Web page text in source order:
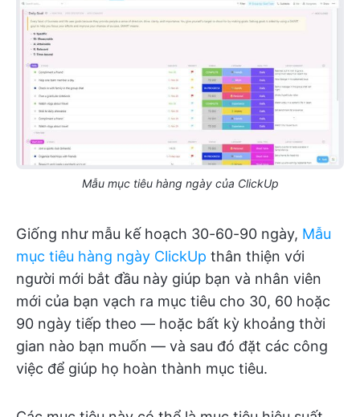
Mẫu mục tiêu hàng ngày của ClickUp
Giống như mẫu kế hoạch 30-60-90 ngày, Mẫu
mục tiêu hàng ngày ClickUp thân thiện với
người mới bắt đầu này giúp bạn và nhân viên
mới của bạn vạch ra mục tiêu cho 30, 60 hoặc
90 ngày tiếp theo — hoặc bất kỳ khoảng thời
gian nào bạn muốn — và sau đó đặt các công
việc để giúp họ hoàn thành mục tiêu.